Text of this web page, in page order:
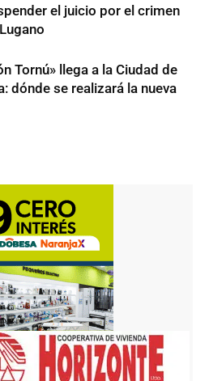
el juicio por el crimen
Tornú» llega a la Ciudad de
dónde se realizará la nueva